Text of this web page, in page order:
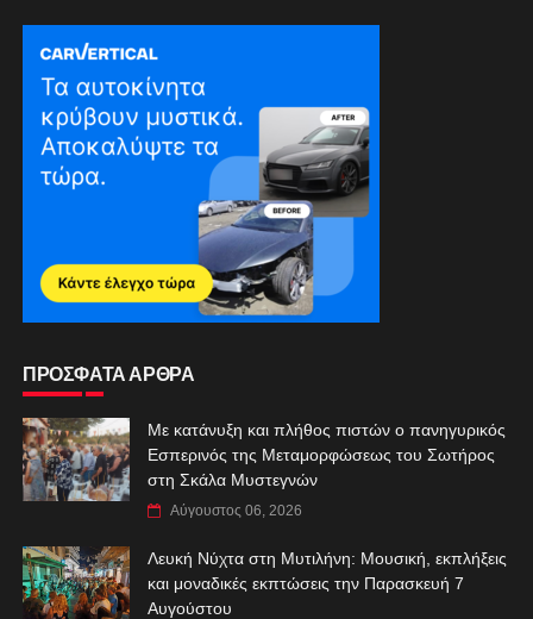
ΠΡΟΣΦΑΤΑ ΑΡΘΡΑ
Με κατάνυξη και πλήθος πιστών ο πανηγυρικός
Εσπερινός της Μεταμορφώσεως του Σωτήρος
στη Σκάλα Μυστεγνών
Αύγουστος 06, 2026
Λευκή Νύχτα στη Μυτιλήνη: Μουσική, εκπλήξεις
και μοναδικές εκπτώσεις την Παρασκευή 7
Αυγούστου